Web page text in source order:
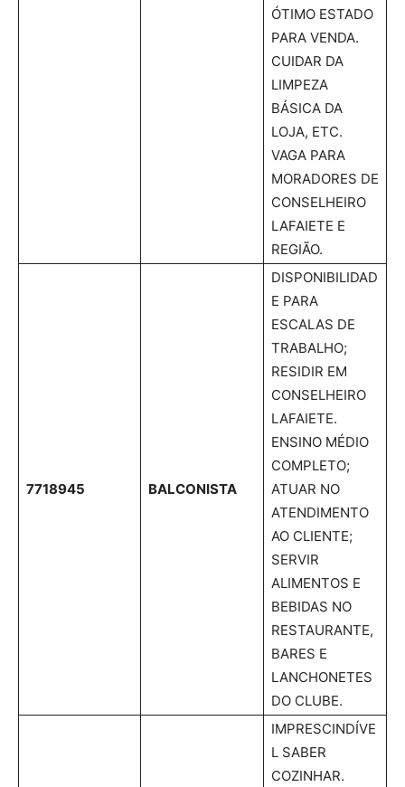
ÓTIMO ESTADO
PARA VENDA.
CUIDAR DA
LIMPEZA
BÁSICA DA
LOJA, ETC.
VAGA PARA
MORADORES DE
CONSELHEIRO
LAFAIETE E
REGIÃO.
7718945 BALCONISTA
DISPONIBILIDAD
E PARA
ESCALAS DE
TRABALHO;
RESIDIR EM
CONSELHEIRO
LAFAIETE.
ENSINO MÉDIO
COMPLETO;
ATUAR NO
ATENDIMENTO
AO CLIENTE;
SERVIR
ALIMENTOS E
BEBIDAS NO
RESTAURANTE,
BARES E
LANCHONETES
DO CLUBE.
IMPRESCINDÍVE
L SABER
COZINHAR.